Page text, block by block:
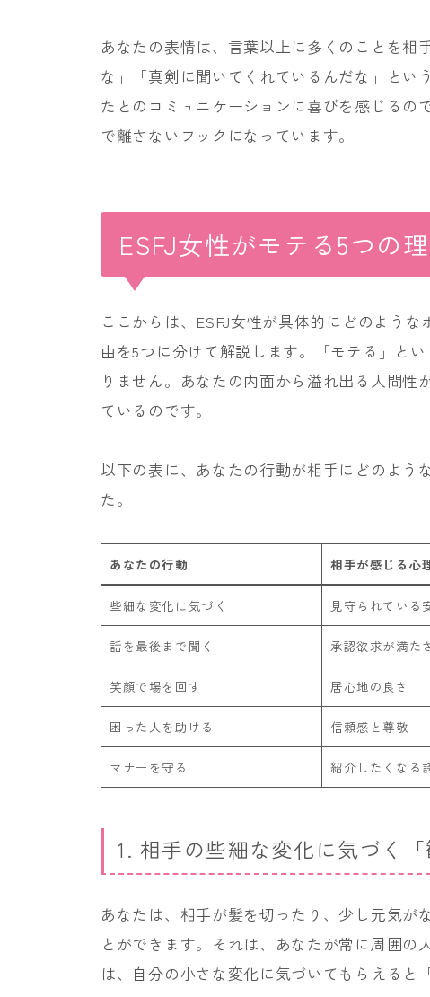
あなたの表情は、言葉以上に多くのことを相
な」「真剣に聞いてくれているんだな」とい
たとのコミュニケーションに喜びを感じるの
で離さないフックになっています。
ESFJ女性がモテる5つの
ここからは、ESFJ女性が具体的にどのよう
由を5つに分けて解説します。「モテる」と
りません。あなたの内面から溢れ出る人間
ているのです。
以下の表に、あなたの行動が相手にどのよう
た。
あなたの行動 相手が感じる心
些細な変化に気づく 見守られている
話を最後まで聞く 承認欲求が満た
笑顔で場を回す 居心地の良さ
困った人を助ける 信頼感と尊敬
マナーを守る 紹介したくなる
1. 相手の些細な変化に気づく「
あなたは、相手が髪を切ったり、少し元気が
とができます。それは、あなたが常に周囲
は、自分の小さな変化に気づいてもらえると